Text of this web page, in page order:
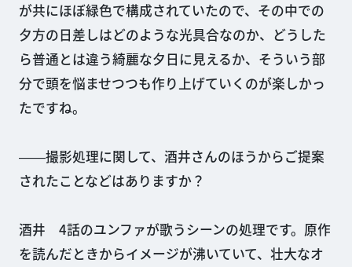
が共にほぼ緑色で構成されていたので、その中での
夕方の日差しはどのような光具合なのか、どうした
ら普通とは違う綺麗な夕日に見えるか、そういう部
分で頭を悩ませつつも作り上げていくのが楽しかっ
たですね。
――撮影処理に関して、酒井さんのほうからご提案
されたことなどはありますか？
酒井 4話のユンファが歌うシーンの処理です。原作
を読んだときからイメージが沸いていて、壮大なオ